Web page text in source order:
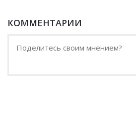
КОММЕНТАРИИ